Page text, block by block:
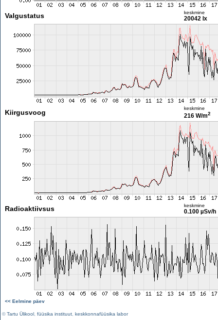
Valgustatus keskmine
20042 lx
Kiirgusvoog
keskmine
216 W/m2
Radioaktiivsus keskmine
0.100 µSv/h
<< Eelmine päev
©Tartu Ülikool füüsika instituut keskkonnafüüsika labor